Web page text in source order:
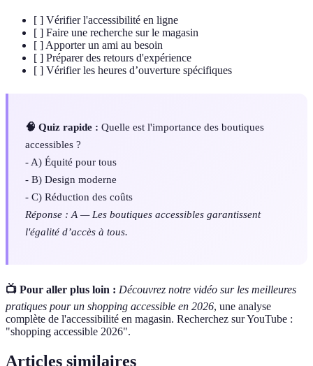
[ ] Vérifier l'accessibilité en ligne
[ ] Faire une recherche sur le magasin
[ ] Apporter un ami au besoin
[ ] Préparer des retours d'expérience
[ ] Vérifier les heures d’ouverture spécifiques
🧠 Quiz rapide : Quelle est l'importance des boutiques
accessibles ?
- A) Équité pour tous
- B) Design moderne
- C) Réduction des coûts
Réponse : A — Les boutiques accessibles garantissent
l'égalité d’accès à tous.
📺 Pour aller plus loin : Découvrez notre vidéo sur les meilleures
pratiques pour un shopping accessible en 2026, une analyse
complète de l'accessibilité en magasin. Recherchez sur YouTube :
"shopping accessible 2026".
Articles similaires